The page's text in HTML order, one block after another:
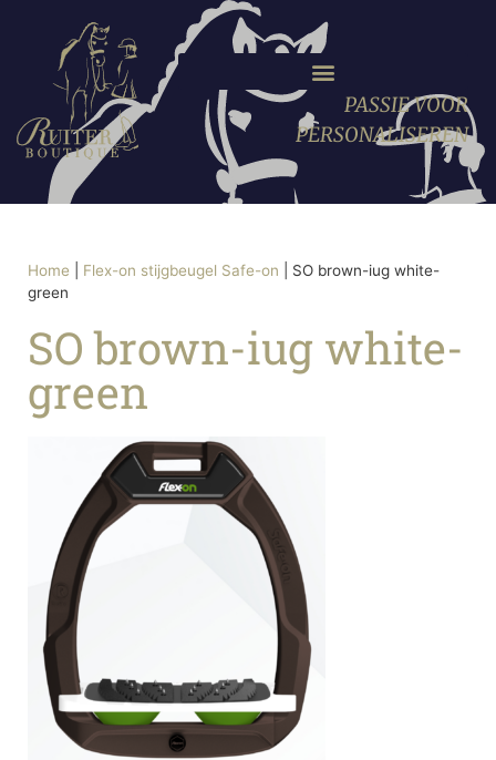
PASSIE VOOR
PERSONALISEREN
Home Flex-on stijgbeugel Safe-on
SO brown-iug white-
green
SO brown-iug white-
green